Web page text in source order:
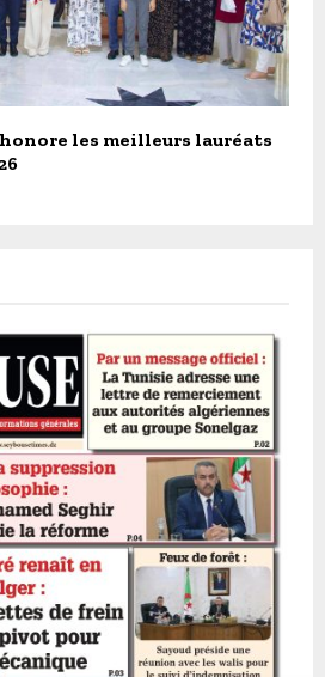
les meilleurs lauréats